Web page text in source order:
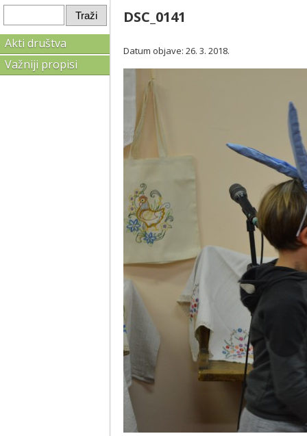
Akti društva
Važniji propisi
DSC_0141
Datum objave: 26. 3. 2018.